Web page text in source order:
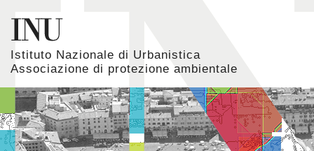
Istituto Nazionale di Urbanistica
Associazione di protezione ambientale